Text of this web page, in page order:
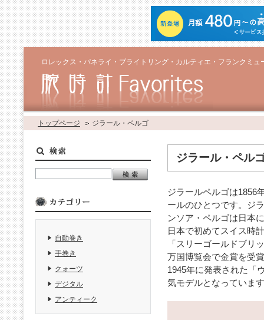
ロレックス・パネライ・ブライトリング・カルティエ・フランクミ
トップページ ジラール・ペルゴ
ジラール・ペル
ジラールペルゴは1856
ールのひとつです。ジ
ンソア・ペルゴは日本
日本で初めてスイス時
「スリーゴールドブリ
万国博覧会で金賞を受
1945年に発表された「
気モデルとなっていま
自動巻き
手巻き
クォーツ
デジタル
アンティーク